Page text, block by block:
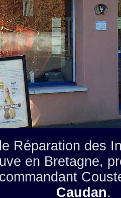
Réparation des
en Bretagne,
Caudan.